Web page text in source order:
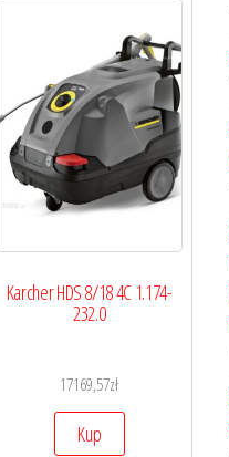
Karcher HDS 8/18 4C 1.174-
232.0
17169,57zł
Kup